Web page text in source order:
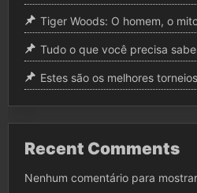
Tiger Woods: O homem, o
Tudo o que você precisa
Estes são os melhores
Recent Comments
Nenhum comentário para